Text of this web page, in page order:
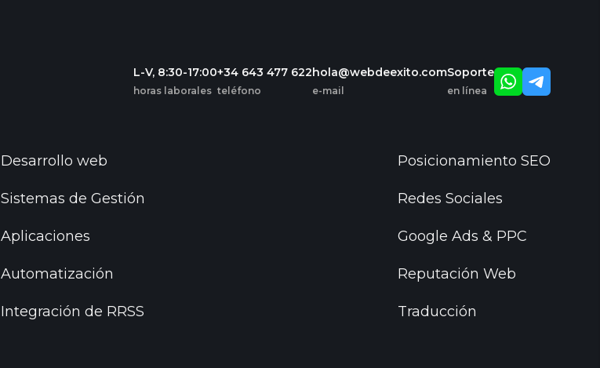
L-V, 8:30-17:00
horas laborales
+34 643 477 622
teléfono
hola@webdeexito.com
e-mail
Soporte
en línea
Desarrollo web
Sistemas de Gestión
Aplicaciones
Automatización
Integración de RRSS
Posicionamiento SEO
Redes Sociales
Google Ads & PPC
Reputación Web
Traducción